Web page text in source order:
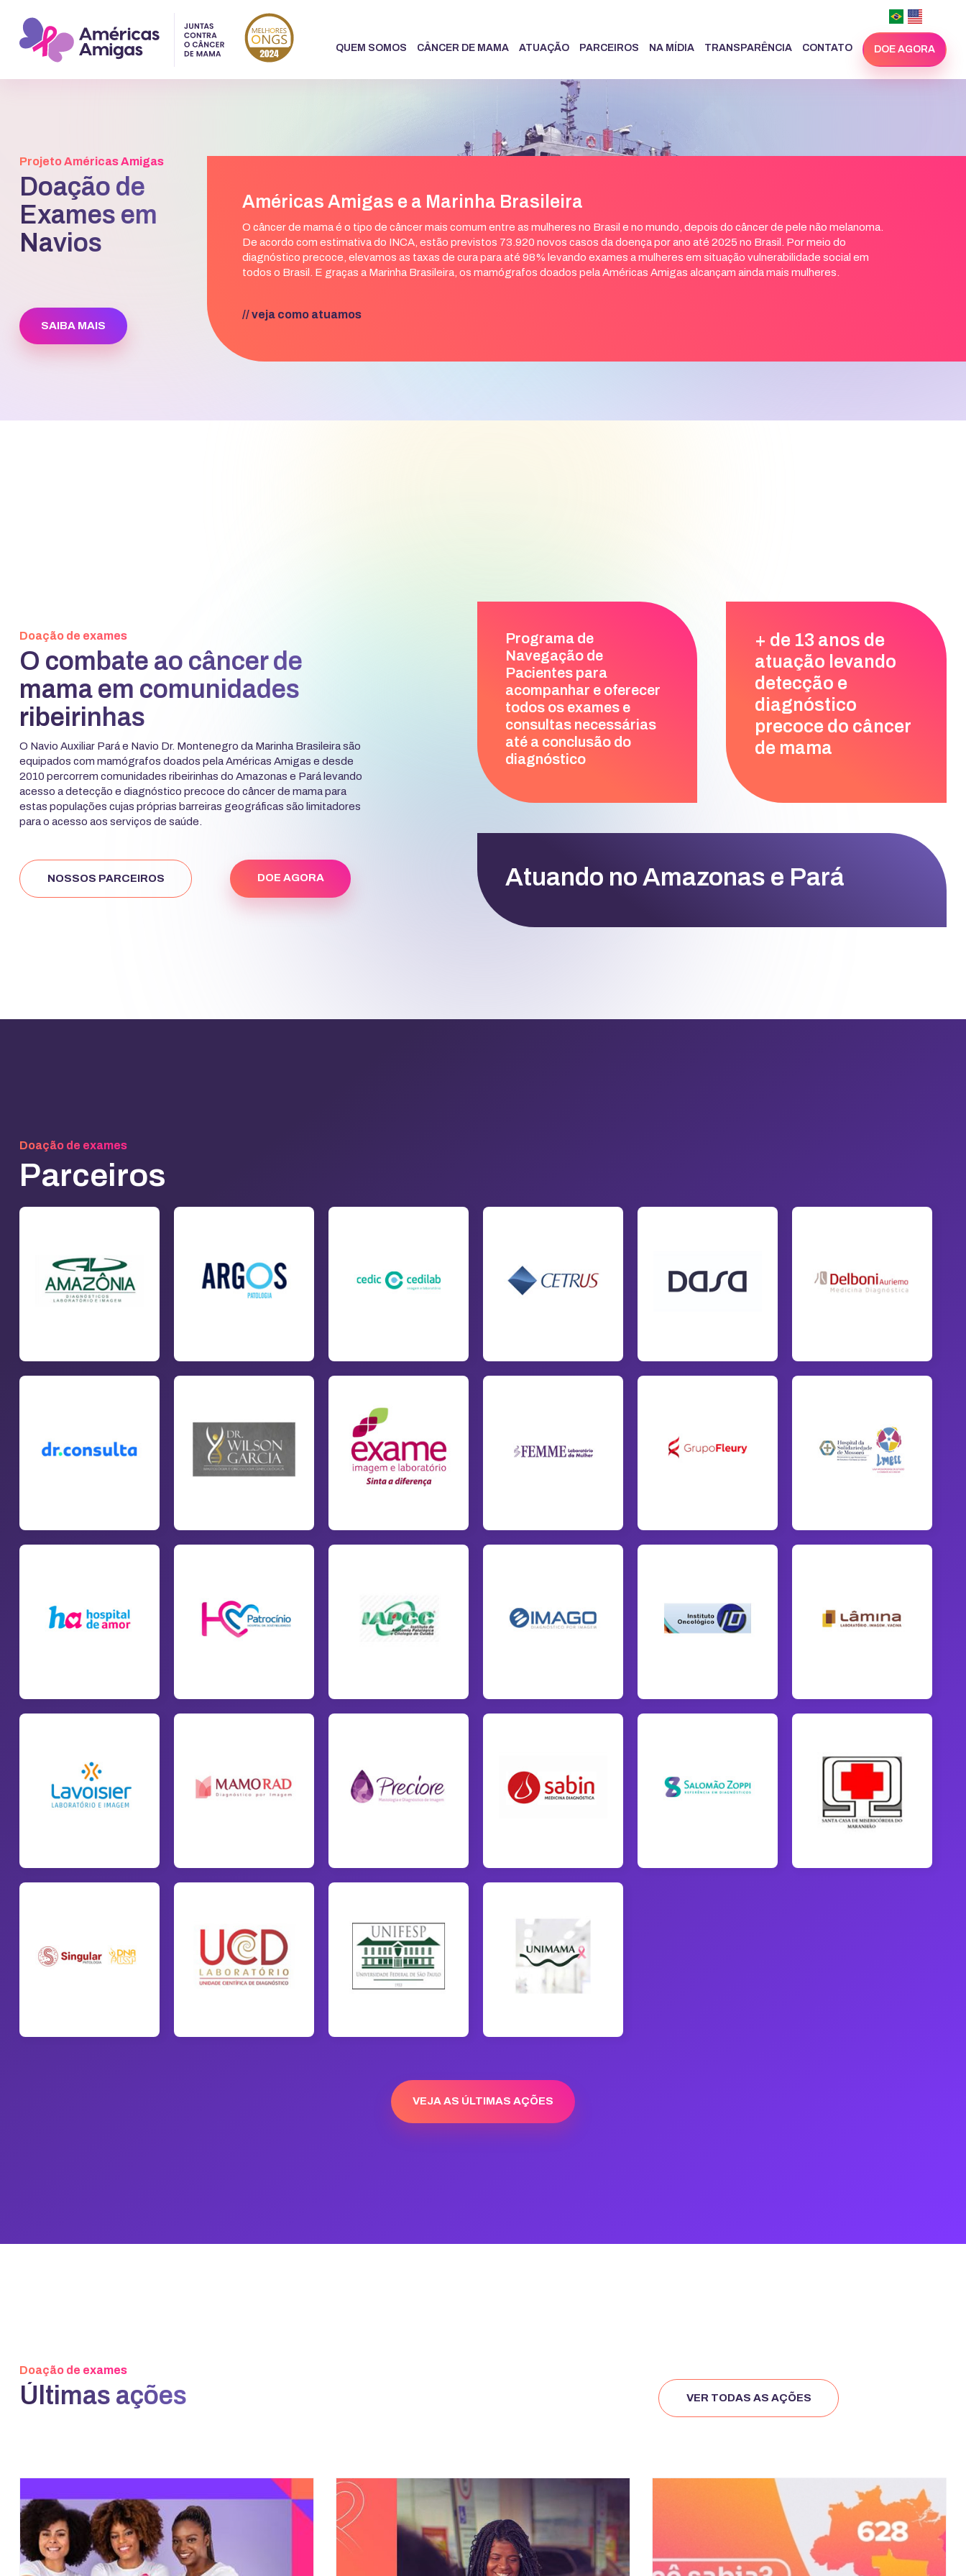
QUEM SOMOS CÂNCER DE MAMA ATUAÇÃO PARCEIROS NA MÍDIA TRANSPARÊNCIA CONTATO DOE AGORA
Projeto Américas Amigas
Doação de
Exames em
Navios
SAIBA MAIS
Américas Amigas e a Marinha Brasileira
O câncer de mama é o tipo de câncer mais comum entre as mulheres no Brasil e no mundo, depois do câncer de pele não melanoma.
De acordo com estimativa do INCA, estão previstos 73.920 novos casos da doença por ano até 2025 no Brasil. Por meio do
diagnóstico precoce, elevamos as taxas de cura para até 98% levando exames a mulheres em situação vulnerabilidade social em
todos o Brasil. E graças a Marinha Brasileira, os mamógrafos doados pela Américas Amigas alcançam ainda mais mulheres.
// veja como atuamos
Doação de exames
O combate ao câncer de
mama em comunidades
ribeirinhas
O Navio Auxiliar Pará e Navio Dr. Montenegro da Marinha Brasileira são
equipados com mamógrafos doados pela Américas Amigas e desde
2010 percorrem comunidades ribeirinhas do Amazonas e Pará levando
acesso a detecção e diagnóstico precoce do câncer de mama para
estas populações cujas próprias barreiras geográficas são limitadores
para o acesso aos serviços de saúde.
NOSSOS PARCEIROS DOE AGORA
Programa de
Navegação de
Pacientes para
acompanhar e oferecer
todos os exames e
consultas necessárias
até a conclusão do
diagnóstico
+ de 13 anos de
atuação levando
detecção e
diagnóstico
precoce do câncer
de mama
Atuando no Amazonas e Pará
Doação de exames
Parceiros
VEJA AS ÚLTIMAS AÇÕES
Doação de exames
Últimas ações VER TODAS AS AÇÕES